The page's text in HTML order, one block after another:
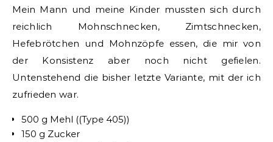
Mein Mann und meine Kinder mussten sich durch
reichlich Mohnschnecken, Zimtschnecken,
Hefebrötchen und Mohnzöpfe essen, die mir von
der Konsistenz aber noch nicht gefielen.
Untenstehend die bisher letzte Variante, mit der ich
zufrieden war.
500 g Mehl ((Type 405))
150 g Zucker